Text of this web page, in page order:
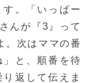
。「いっぱー
んが『3』って
。次はママの番
と、順番を待
返して伝えま